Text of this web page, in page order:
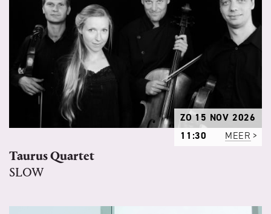
ZO 15 NOV 2026
11:30
MEER
Taurus Quartet
SLOW